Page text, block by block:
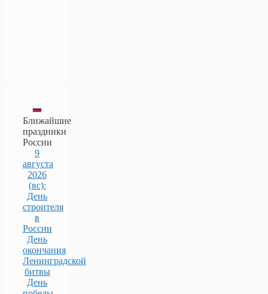
Ближайшие
праздники
России
9
августа
2026
(вс):
День
строителя
в
России
День
окончания
Ленинградской
битвы
День